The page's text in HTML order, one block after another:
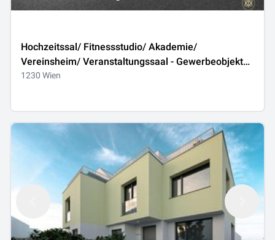
Hochzeitssal/ Fitnessstudio/ Akademie/
Vereinsheim/ Veranstaltungssaal - Gewerbeobjekt
mit allen Möglichkeiten
1230 Wien